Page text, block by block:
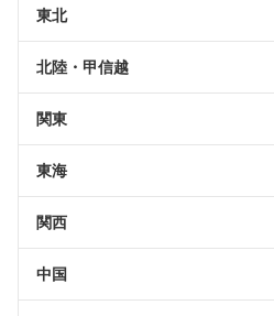
東北
北陸・甲信越
関東
東海
関西
中国